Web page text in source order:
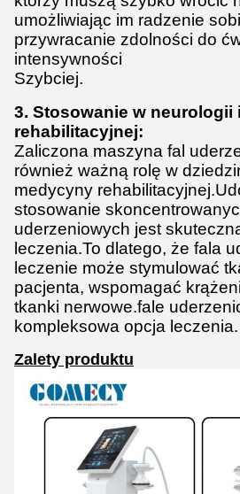
umożliwiając im radzenie
przywracanie zdolności do
intensywności
Szybciej.
3. Stosowanie w neurologii
rehabilitacyjnej:
Zaliczona maszyna fal
również ważną rolę w
medycyny
stosowanie
uderzeniowych jest
leczenia.To dlatego, że fala
leczenie może stymulować
pacjenta, wspomagać
tkanki nerwowe.fale
kompleksowa opcja leczenia.
Zalety produktu